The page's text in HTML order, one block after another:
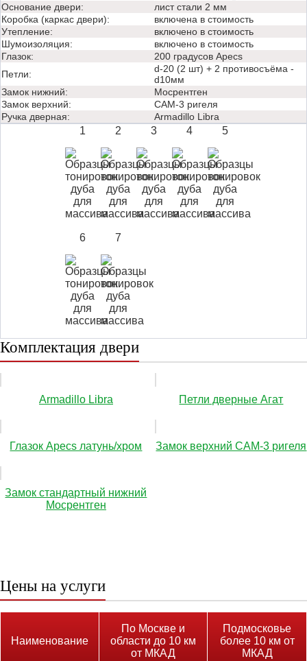
Основание двери:
лист стали 2 мм
Коробка (каркас двери):
включена в стоимость
Утепление:
включено в стоимость
Шумоизоляция:
включено в стоимость
Глазок:
200 градусов Apecs
Петли:
d-20 (2 шт) + 2 противосъёма -
d10мм
Замок нижний:
Мосрентген
Замок верхний:
САМ-3 ригеля
Ручка дверная:
Аrmadillo Libra
1 2 3 4 5
6 7
Комплектация двери
Аrmadillo Libra Петли дверные Агат
Глазок Apecs латунь/хром Замок верхний САМ-3 ригеля
Замок стандартный нижний
Мосрентген
Цены на услуги
Наименование
По Москве и
области до 10 км
от МКАД
Подмосковье
более 10 км от
МКАД